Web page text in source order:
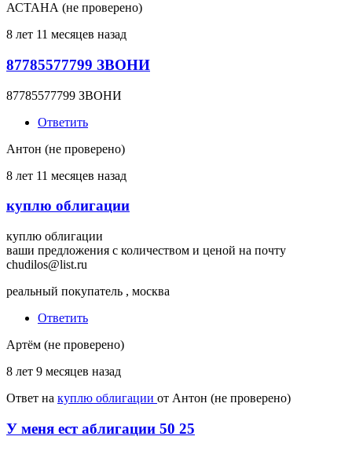
АСТАНА (не проверено)
8 лет 11 месяцев назад
87785577799 ЗВОНИ
87785577799 ЗВОНИ
Ответить
Антон (не проверено)
8 лет 11 месяцев назад
куплю облигации
куплю облигации
ваши предложения с количеством и ценой на почту
chudilos@list.ru
реальный покупатель , москва
Ответить
Артём (не проверено)
8 лет 9 месяцев назад
Ответ на куплю облигации от Антон (не проверено)
У меня ест аблигации 50 25